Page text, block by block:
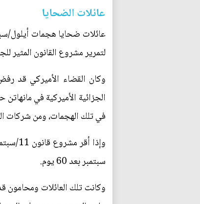
عائلات الضحايا
عائلات ضحايا هجمات أيلول/
لتمرير مشروع القانون المثير
في تلك الهجمات، ومن شركات
سبتمبر بعد 60 يوم.
وكانت تلك العائلات ومحامون